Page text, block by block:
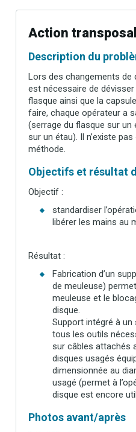
Action
Description du
Lors des changements de
est nécessaire de
flasque ainsi que la
faire, chaque opérateur a
(serrage du flasque sur un
sur un étau). Il n’existe
méthode.
Objectifs et résultat
Objectif :
standardiser
libérer les mains au
Résultat :
Fabrication d’un
de meuleuse)
meuleuse et le
disque.
Support intégré à
tous les outils
sur câbles attachés
disques usagés
dimensionnée au
usagé (permet à
disque est encore
Photos avant/après